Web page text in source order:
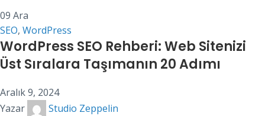
09 Ara
SEO, WordPress
WordPress SEO Rehberi: Web Sitenizi
Üst Sıralara Taşımanın 20 Adımı
Aralık 9, 2024
Yazar
Studio Zeppelin